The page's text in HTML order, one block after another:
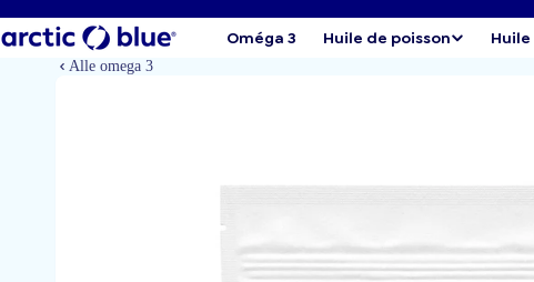
Oméga 3 Huile de poisson
Alle omega 3